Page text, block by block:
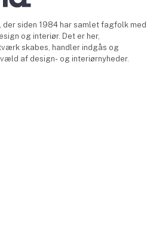
der siden 1984 har samlet fagfolk med
og interiør. Det er her,
skabes, handler indgås og
af design- og interiørnyheder.